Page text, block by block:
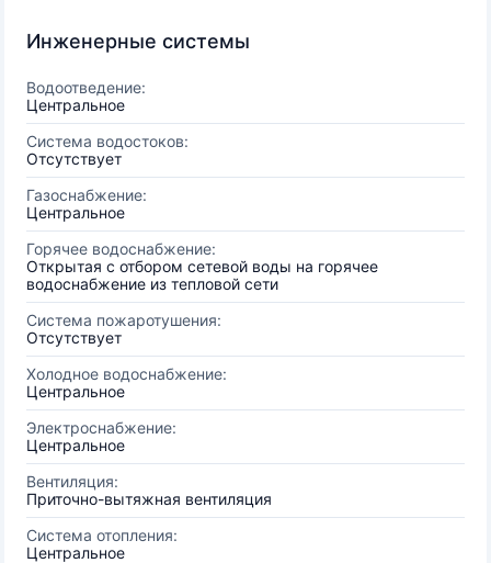
Инженерные системы
Водоотведение:
Центральное
Система водостоков:
Отсутствует
Газоснабжение:
Центральное
Горячее водоснабжение:
Открытая с отбором сетевой воды на горячее
водоснабжение из тепловой сети
Система пожаротушения:
Отсутствует
Холодное водоснабжение:
Центральное
Электроснабжение:
Центральное
Вентиляция:
Приточно-вытяжная вентиляция
Система отопления:
Центральное